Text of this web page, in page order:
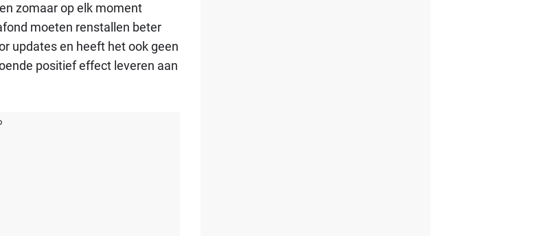
zomaar op elk moment
moeten renstallen beter
updates en heeft het ook geen
positief effect leveren aan